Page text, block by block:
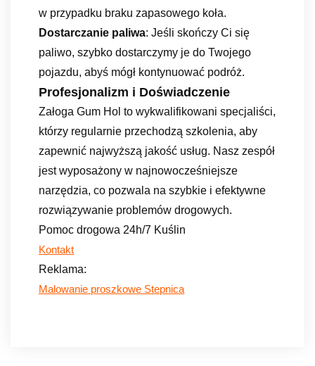
w przypadku braku zapasowego koła.
Dostarczanie paliwa: Jeśli skończy Ci się
paliwo, szybko dostarczymy je do Twojego
pojazdu, abyś mógł kontynuować podróż.
Profesjonalizm i Doświadczenie
Załoga Gum Hol to wykwalifikowani specjaliści,
którzy regularnie przechodzą szkolenia, aby
zapewnić najwyższą jakość usług. Nasz zespół
jest wyposażony w najnowocześniejsze
narzędzia, co pozwala na szybkie i efektywne
rozwiązywanie problemów drogowych.
Pomoc drogowa 24h/7 Kuślin
Kontakt
Reklama:
Malowanie proszkowe Stepnica